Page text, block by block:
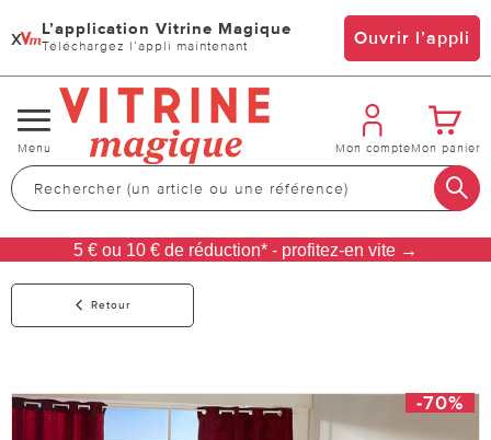
x L’application Vitrine Magique
Téléchargez l’appli maintenant Ouvrir l’appli
Changer
de
navigation
Menu Mon compteMon panier
5 € ou 10 € de réduction* - profitez-en vite →
Retour
-70%